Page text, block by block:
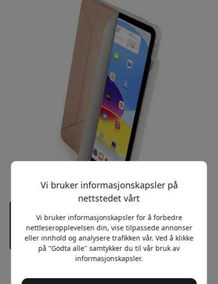
Vi bruker informasjonskapsler på
nettstedet vårt
Vi bruker informasjonskapsler for å forbedre
nettleseropplevelsen din, vise tilpassede annonser
eller innhold og analysere trafikken vår. Ved å klikke
på "Godta alle" samtykker du til vår bruk av
informasjonskapsler.